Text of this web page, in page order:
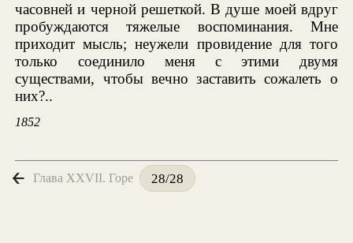
часовней и черной решеткой. В душе моей вдруг
пробуждаются тяжелые воспоминания. Мне
приходит мысль; неужели провидение для того
только соединило меня с этими двумя
существами, чтобы вечно заставить сожалеть о
них?..
1852
Глава XXVII. Горе 28/28